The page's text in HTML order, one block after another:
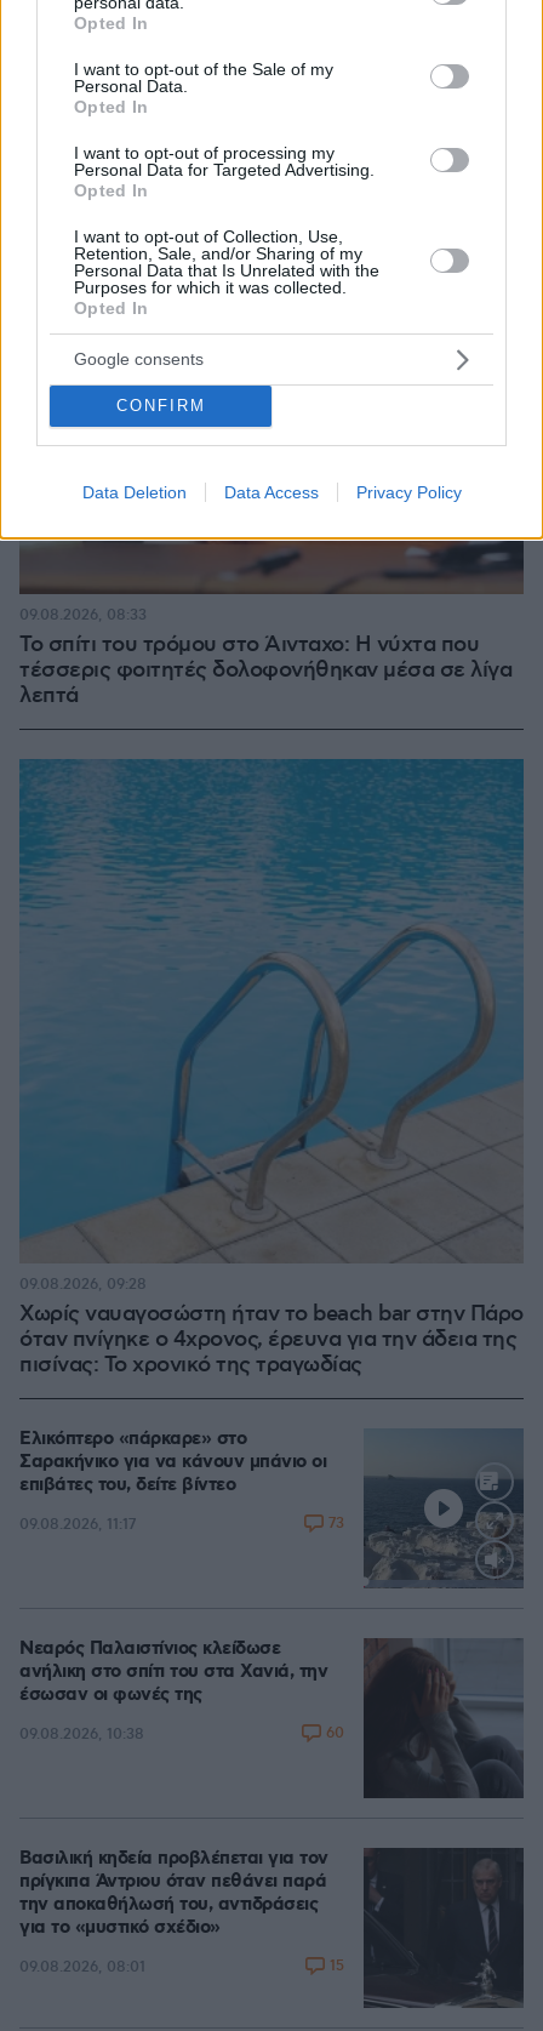
grant or deny consent to Google and its third-party tags to
use your data for below specified purposes in below Google
consent section.
Opted In
I want to opt-out of the Sale of my
Personal Data.
Opted In
I want to opt-out of processing my
Personal Data for Targeted Advertising.
Opted In
I want to opt-out of Collection, Use,
Retention, Sale, and/or Sharing of my
Personal Data that Is Unrelated with the
Purposes for which it was collected.
Opted In
Google consents
CONFIRM
Data Deletion Data Access Privacy Policy
ΠΟΕΔΗΝ
Το σπίτι του τρόμου στο Άινταχο: Η νύχτα που
τέσσερις φοιτητές δολοφονήθηκαν μέσα σε λίγα
λεπτά
09.08.2026, 08:33
Χωρίς ναυαγοσώστη ήταν το beach bar στην Πάρο
όταν πνίγηκε ο 4χρονος, έρευνα για την άδεια της
πισίνας: Το χρονικό της τραγωδίας
09.08.2026, 09:28
Loaded
Ελικόπτερο «πάρκαρε» στο
Σαρακήνικο για να κάνουν μπάνιο οι
επιβάτες του, δείτε βίντεο
09.08.2026, 11:17 73
Νεαρός Παλαιστίνιος κλείδωσε
ανήλικη στο σπίτι του στα Χανιά, την
έσωσαν οι φωνές της
09.08.2026, 10:38 60
Βασιλική κηδεία προβλέπεται για τον
πρίγκιπα Άντριου όταν πεθάνει παρά
την αποκαθήλωσή του, αντιδράσεις
για το «μυστικό σχέδιο»
09.08.2026, 08:01 15